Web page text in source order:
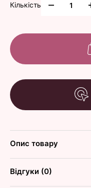
Кількість
Опис товару
Відгуки (0)